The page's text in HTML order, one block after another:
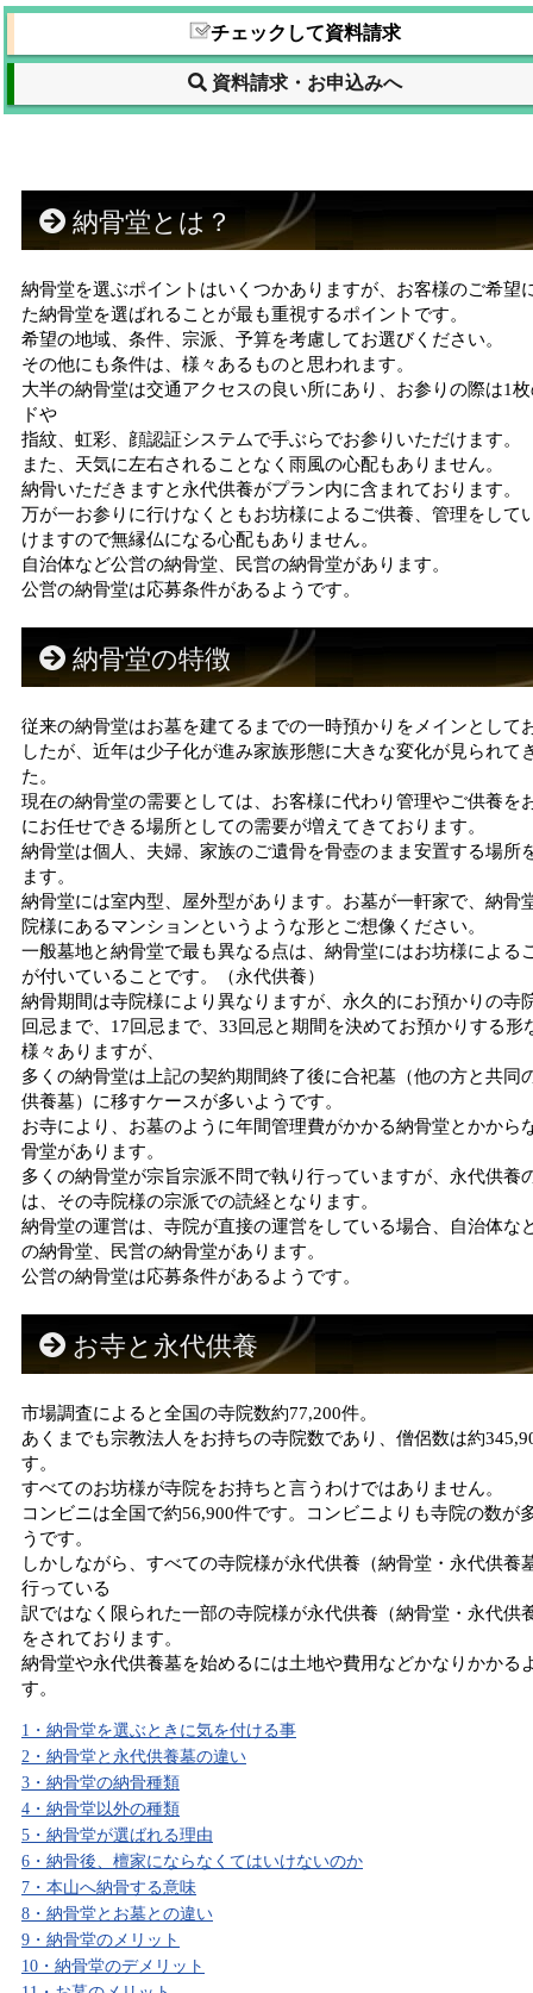
チェックして資料請求
資料請求・お申込みへ
納骨堂とは？
納骨堂を選ぶポイントはいくつかありますが、お客様のご希望
た納骨堂を選ばれることが最も重視するポイントです。
希望の地域、条件、宗派、予算を考慮してお選びください。
その他にも条件は、様々あるものと思われます。
大半の納骨堂は交通アクセスの良い所にあり、お参りの際は1
ドや
指紋、虹彩、顔認証システムで手ぶらでお参りいただけます。
また、天気に左右されることなく雨風の心配もありません。
納骨いただきますと永代供養がプラン内に含まれております。
万が一お参りに行けなくともお坊様によるご供養、管理をして
けますので無縁仏になる心配もありません。
自治体など公営の納骨堂、民営の納骨堂があります。
公営の納骨堂は応募条件があるようです。
納骨堂の特徴
従来の納骨堂はお墓を建てるまでの一時預かりをメインとして
したが、近年は少子化が進み家族形態に大きな変化が見られて
た。
現在の納骨堂の需要としては、お客様に代わり管理やご供養を
にお任せできる場所としての需要が増えてきております。
納骨堂は個人、夫婦、家族のご遺骨を骨壺のまま安置する場所
ます。
納骨堂には室内型、屋外型があります。お墓が一軒家で、納骨
院様にあるマンションというような形とご想像ください。
一般墓地と納骨堂で最も異なる点は、納骨堂にはお坊様による
が付いていることです。（永代供養）
納骨期間は寺院様により異なりますが、永久的にお預かりの寺
回忌まで、17回忌まで、33回忌と期間を決めてお預かりする形
様々ありますが、
多くの納骨堂は上記の契約期間終了後に合祀墓（他の方と共同
供養墓）に移すケースが多いようです。
お寺により、お墓のように年間管理費がかかる納骨堂とかから
骨堂があります。
多くの納骨堂が宗旨宗派不問で執り行っていますが、永代供養
は、その寺院様の宗派での読経となります。
納骨堂の運営は、寺院が直接の運営をしている場合、自治体な
の納骨堂、民営の納骨堂があります。
公営の納骨堂は応募条件があるようです。
お寺と永代供養
市場調査によると全国の寺院数約77,200件。
あくまでも宗教法人をお持ちの寺院数であり、僧侶数は約
す。
すべてのお坊様が寺院をお持ちと言うわけではありません。
コンビニは全国で約56,900件です。コンビニよりも寺院の数が
うです。
しかしながら、すべての寺院様が永代供養（納骨堂・永代供養
行っている
訳ではなく限られた一部の寺院様が永代供養（納骨堂・永代供
をされております。
納骨堂や永代供養墓を始めるには土地や費用などかなりかかる
す。
1・納骨堂を選ぶときに気を付ける事
2・納骨堂と永代供養墓の違い
3・納骨堂の納骨種類
4・納骨堂以外の種類
5・納骨堂が選ばれる理由
6・納骨後、檀家にならなくてはいけないのか
7・本山へ納骨する意味
8・納骨堂とお墓との違い
9・納骨堂のメリット
10・納骨堂のデメリット